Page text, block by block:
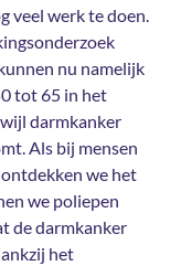
veel werk te doen.
nu namelijk
tot 65 in het
darmkanker
Als bij mensen
we het
we poliepen
de darmkanker
het